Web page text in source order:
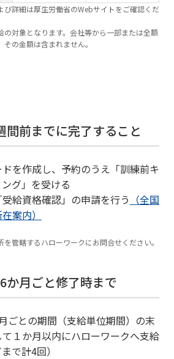
び詳細は厚生労働省のWebサイトをご確認くだ
の対象となります。会社等から一部または全額
の金額は含まれません。
間前までに完了すること
ドを作成し、予約のうえ「訓練前キ
グ」を受ける
給資格確認」の申請を行う （全国
案内）
管轄するハローワークにお問合せください。
か月ごと修了時まで
ごとの期間（支給単位期間）の末
１か月以内にハローワークへ支給
で計4回）